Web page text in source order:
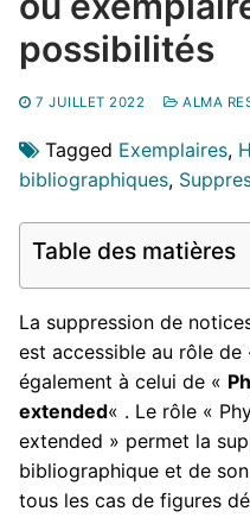
possibilités
7 JUILLET 2022 ALMA
Tagged Exemplaires,
bibliographiques,
Table des matières
La suppression de
est accessible au rôle
également à celui de «
extended« . Le rôle «
extended » permet la
bibliographique et de
tous les cas de figures